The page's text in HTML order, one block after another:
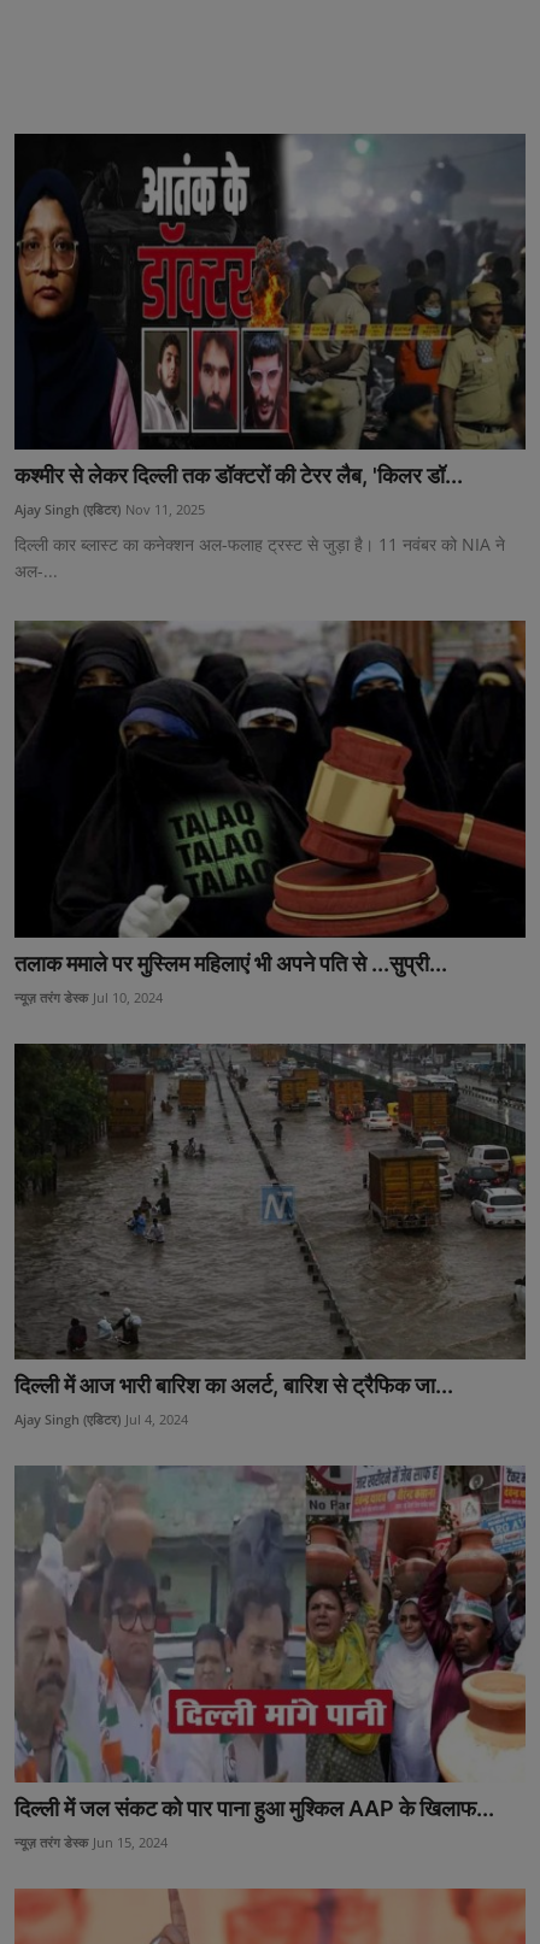
कश्मीर से लेकर दिल्ली तक डॉक्टरों की टेरर लैब, 'किलर डॉ...
Ajay Singh (एडिटर) Nov 11, 2025
दिल्ली कार ब्लास्ट का कनेक्शन अल-फलाह ट्रस्ट से जुड़ा है। 11 नवंबर को NIA ने
अल-...
तलाक ममाले पर मुस्लिम महिलाएं भी अपने पति से ...सुप्री...
न्यूज़ तरंग डेस्क Jul 10, 2024
दिल्ली में आज भारी बारिश का अलर्ट, बारिश से ट्रैफिक जा...
Ajay Singh (एडिटर) Jul 4, 2024
दिल्ली में जल संकट को पार पाना हुआ मुश्किल AAP के खिलाफ...
न्यूज़ तरंग डेस्क Jun 15, 2024